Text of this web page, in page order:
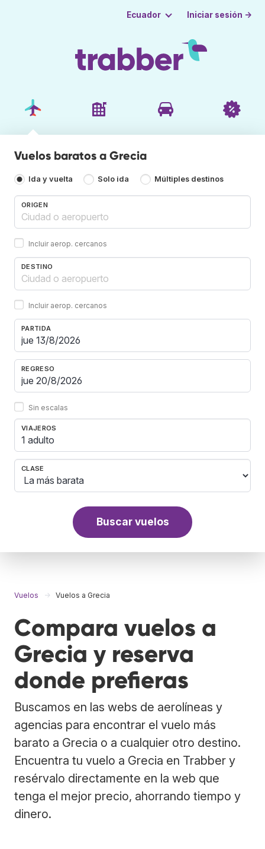
Ecuador Iniciar sesión →
Vuelos baratos a Grecia
Ida y vuelta Solo ida Múltiples destinos
ORIGEN
Incluir aerop. cercanos
DESTINO
Incluir aerop. cercanos
PARTIDA
REGRESO
Sin escalas
VIAJEROS
1 adulto
CLASE
Buscar vuelos
Vuelos Vuelos a Grecia
Compara vuelos a
Grecia y reserva
donde prefieras
Buscamos en las webs de aerolíneas y
agencias para encontrar el vuelo más
barato a Grecia o a cualquier otro destino.
Encuentra tu vuelo a Grecia en Trabber y
resérvalo directamente en la web que
tenga el mejor precio, ahorrando tiempo y
dinero.